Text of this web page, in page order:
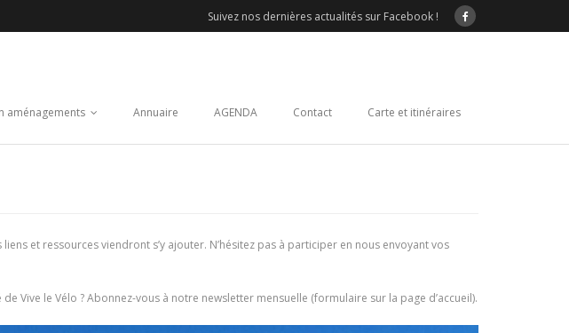
Suivez nos dernières actualités sur Facebook !
aménagements Annuaire AGENDA Contact Carte et itinéraires
et ressources viendront s’y ajouter. N’hésitez pas à participer en nous envoyant vos
Vive le Vélo ? Abonnez-vous à notre newsletter mensuelle (formulaire sur la page d’accueil).